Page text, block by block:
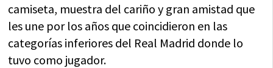
camiseta, muestra del cariño y gran amistad que
les une por los años que coincidieron en las
categorías inferiores del Real Madrid donde lo
tuvo como jugador.